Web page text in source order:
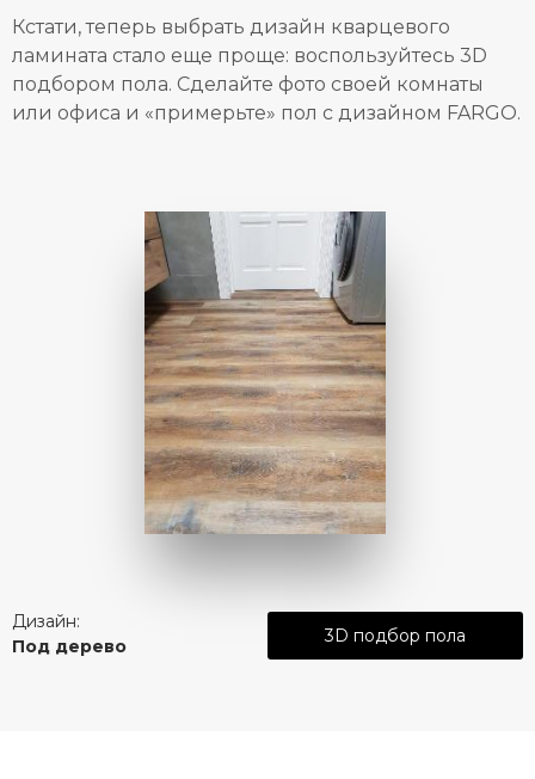
Кстати, теперь выбрать дизайн кварцевого
ламината стало еще проще: воспользуйтесь 3D
подбором пола. Сделайте фото своей комнаты
или офиса и «примерьте» пол с дизайном FARGO.
Дизайн:
Под дерево
3D подбор пола